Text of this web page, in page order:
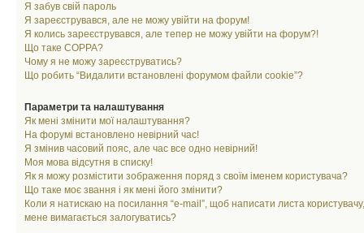
Я забув свій пароль
Я зареєструвався, але не можу увійти на форум!
Я колись зареєструвався, але тепер не можу увійти на форум?!
Що таке COPPA?
Чому я не можу зареєструватись?
Що робить “Видалити встановлені форумом файли cookie”?
Параметри та налаштування
Як мені змінити мої налаштування?
На форумі встановлено невірний час!
Я змінив часовий пояс, але час все одно невірний!
Моя мова відсутня в списку!
Як я можу розмістити зображення поряд з своїм іменем користувача?
Що таке моє звання і як мені його змінити?
Коли я натискаю на посилання “e-mail”, щоб написати листа користувачу,
мене вимагається залогуватись?